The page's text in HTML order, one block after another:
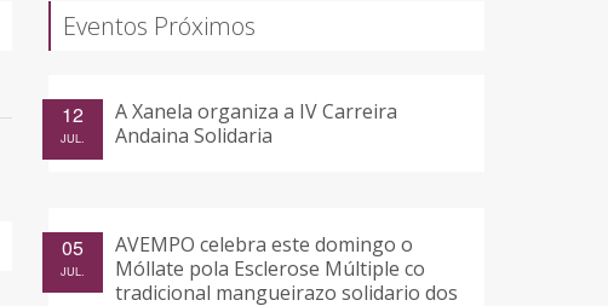
Eventos Próximos
A Xanela organiza a IV Carreira
Andaina Solidaria
12
JUL.
AVEMPO celebra este domingo o
Móllate pola Esclerose Múltiple co
tradicional mangueirazo solidario dos
05
JUL.